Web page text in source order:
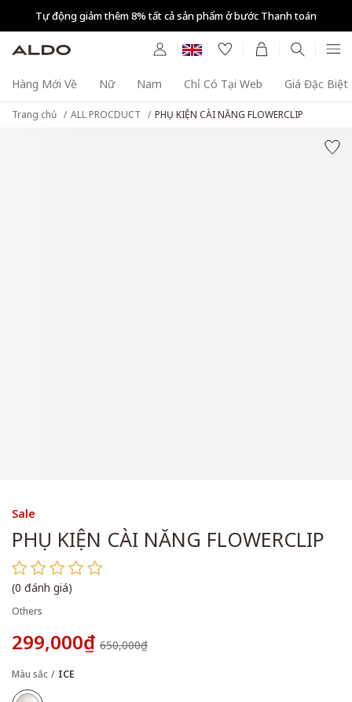
Tự động giảm thêm 8% tất cả sản phẩm ở bước Thanh toán
Hàng Mới Về Nữ Nam Chỉ Có Tại Web Giá Đặc Biệt
Trang chủ ALL PROCDUCT PHỤ KIỆN CÀI NĂNG FLOWERCLIP
Sale
PHỤ KIỆN CÀI NĂNG FLOWERCLIP
(0 đánh giá)
Others
299,000₫ 650,000₫
Màu sắc ICE